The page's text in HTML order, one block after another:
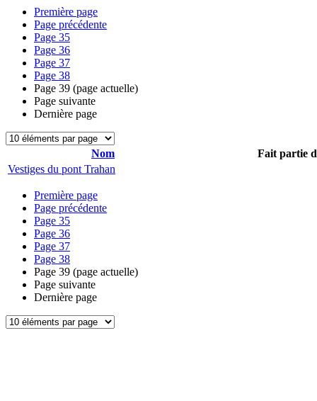
Première page
Page précédente
Page 35
Page 36
Page 37
Page 38
Page 39 (page actuelle)
Page suivante
Dernière page
Nom
Fait partie
Vestiges du pont Trahan
Première page
Page précédente
Page 35
Page 36
Page 37
Page 38
Page 39 (page actuelle)
Page suivante
Dernière page